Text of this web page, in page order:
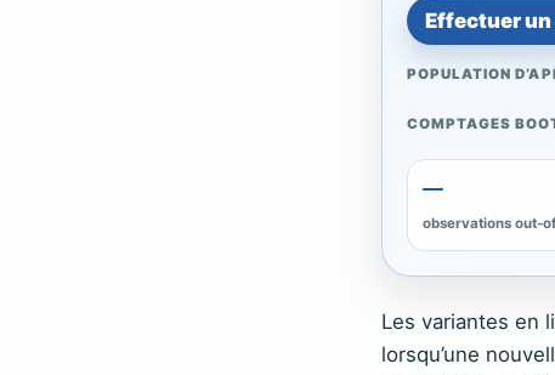
Effectuer
POPULATION
COMPTAGES
—
observations out-
Les variantes en
lorsqu’une